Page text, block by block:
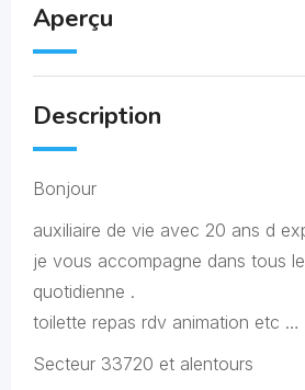
Aperçu
Description
Bonjour
auxiliaire de vie avec 20 ans d
je vous accompagne dans tous
quotidienne .
toilette repas rdv animation etc …
Secteur 33720 et alentours